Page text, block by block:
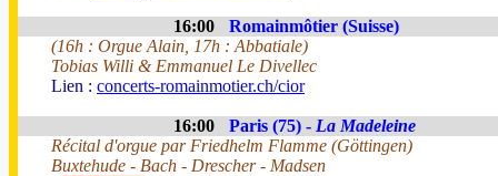
16:00
Romainmôtier (Suisse)
(16h : Orgue Alain, 17h : Abbatiale)
Tobias Willi & Emmanuel Le Divellec
Lien : concerts-romainmotier.ch/cior
16:00 Paris (75) - La Madeleine
Récital d'orgue par Friedhelm Flamme (Göttingen)
Buxtehude - Bach - Drescher - Madsen